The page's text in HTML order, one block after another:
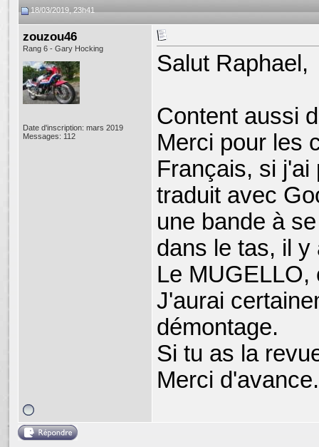
18/03/2019, 23h41
zouzou46
Rang 6 - Gary Hocking
Date d'inscription: mars 2019
Messages: 112
Salut Raphael,
Content aussi
Merci pour les
Français, si j'ai
traduit avec
une bande à
dans le tas, il y
Le MUGELLO,
J'aurai
démontage.
Si tu as la
Merci d'avance.